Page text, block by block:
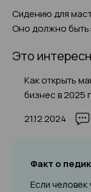
Сидению для
Оно должно быть:
Это
Как открыть
бизнес в 2025
21.12.2024
Факт о
Если